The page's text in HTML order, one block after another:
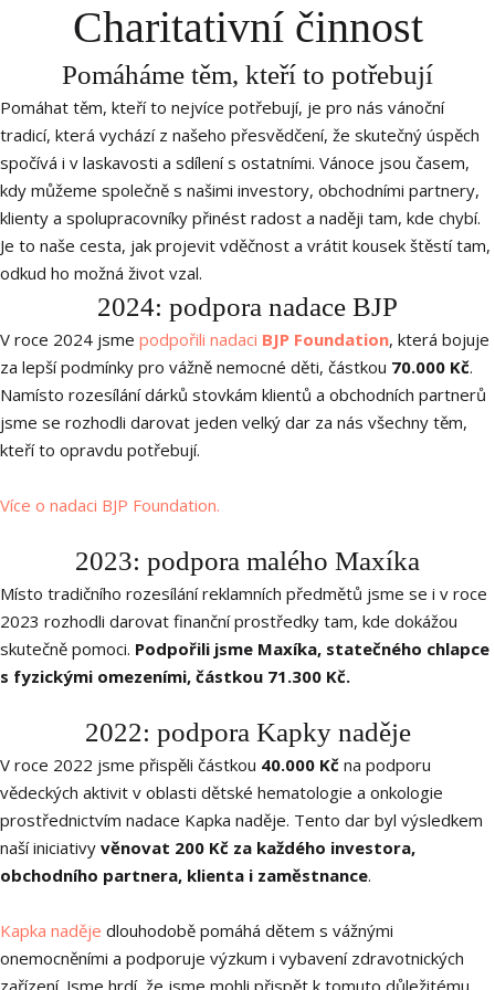
MENU
Charitativní činnost
Pomáháme těm, kteří to potřebují
Pomáhat těm, kteří to nejvíce potřebují, je pro nás vánoční
tradicí, která vychází z našeho přesvědčení, že skutečný úspěch
spočívá i v laskavosti a sdílení s ostatními. Vánoce jsou časem,
kdy můžeme společně s našimi investory, obchodními partnery,
klienty a spolupracovníky přinést radost a naději tam, kde chybí.
Je to naše cesta, jak projevit vděčnost a vrátit kousek štěstí tam,
odkud ho možná život vzal.
2024: podpora nadace BJP
V roce 2024 jsme podpořili nadaci BJP Foundation, která bojuje
za lepší podmínky pro vážně nemocné děti, částkou 70.000 Kč.
Namísto rozesílání dárků stovkám klientů a obchodních partnerů
jsme se rozhodli darovat jeden velký dar za nás všechny těm,
kteří to opravdu potřebují.
Více o nadaci BJP Foundation.
2023: podpora malého Maxíka
Místo tradičního rozesílání reklamních předmětů jsme se i v roce
2023 rozhodli darovat finanční prostředky tam, kde dokážou
skutečně pomoci. Podpořili jsme Maxíka, statečného chlapce
s fyzickými omezeními, částkou 71.300 Kč.
2022: podpora Kapky naděje
V roce 2022 jsme přispěli částkou 40.000 Kč na podporu
vědeckých aktivit v oblasti dětské hematologie a onkologie
prostřednictvím nadace Kapka naděje. Tento dar byl výsledkem
naší iniciativy věnovat 200 Kč za každého investora,
obchodního partnera, klienta i zaměstnance.
Kapka naděje dlouhodobě pomáhá dětem s vážnými
onemocněními a podporuje výzkum i vybavení zdravotnických
zařízení. Jsme hrdí, že jsme mohli přispět k tomuto důležitému